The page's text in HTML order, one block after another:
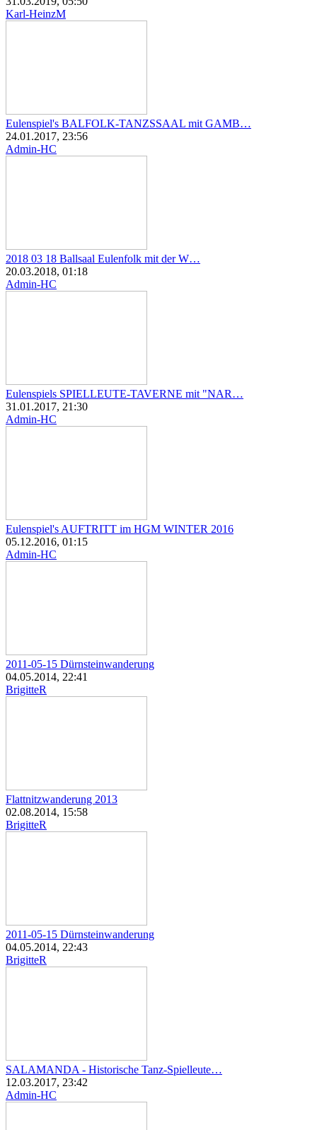
Karl-HeinzM
Eulenspiel's BALFOLK-TANZSSAAL mit GAMB…
24.01.2017, 23:56
Admin-HC
2018 03 18 Ballsaal Eulenfolk mit der W…
20.03.2018, 01:18
Admin-HC
Eulenspiels SPIELLEUTE-TAVERNE mit "NAR…
31.01.2017, 21:30
Admin-HC
Eulenspiel's AUFTRITT im HGM WINTER 2016
05.12.2016, 01:15
Admin-HC
2011-05-15 Dürnsteinwanderung
04.05.2014, 22:41
BrigitteR
Flattnitzwanderung 2013
02.08.2014, 15:58
BrigitteR
2011-05-15 Dürnsteinwanderung
04.05.2014, 22:43
BrigitteR
SALAMANDA - Historische Tanz-Spielleute…
12.03.2017, 23:42
Admin-HC